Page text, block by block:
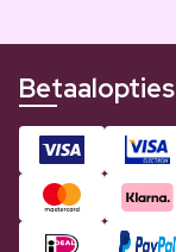
Betaalopties